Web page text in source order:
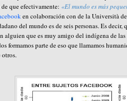
que efectivamente: «El mundo es más
en colaboración con de la Università
del mundo es de seis personas. Es
alguien que es muy amigo del indígena de
formamos parte de eso que llamamos